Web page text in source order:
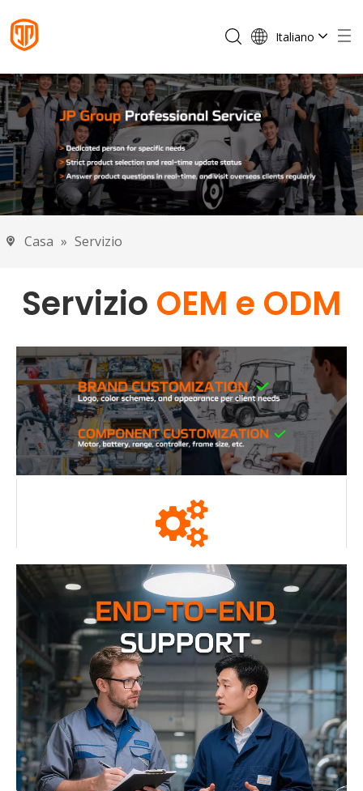
Italiano
Français
Español
Português
Deutsch
Casa » Servizio
Servizio OEM e ODM